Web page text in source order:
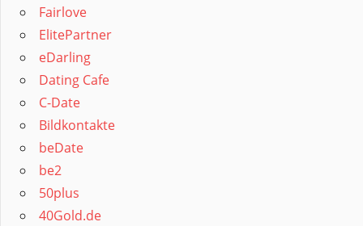
Fairlove
ElitePartner
eDarling
Dating Cafe
C-Date
Bildkontakte
beDate
be2
50plus
40Gold.de